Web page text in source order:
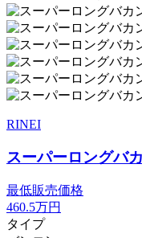
RINEI
スーパーロングバ
最低販売価格
460.5万円
タイプ